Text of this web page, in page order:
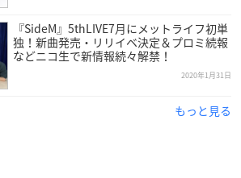
ーン実施中！】#ポプマス事前登録開始
録キャンペーンを実施中です♪
って様々な報酬をご用意いたしまし
日の生配信で決定した「ポプマス宣伝大
『SideM』5thLIVE7月にメットライフ初単
独！新曲発売・リリイベ決定＆プロミ続報
などニコ生で新情報続々解禁！
2020年1月31日
もっと見る